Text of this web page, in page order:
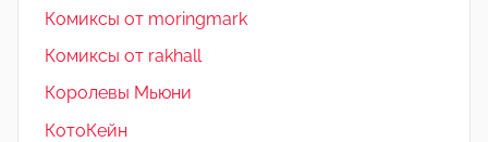
Комиксы от moringmark
Комиксы от rakhall
Королевы Мьюни
КотоКейн